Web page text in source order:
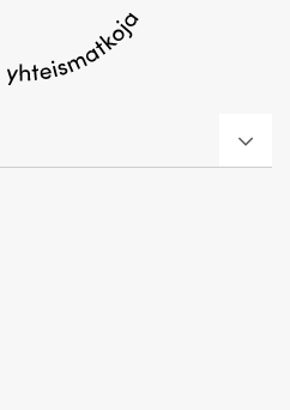
rommitislaamolla
linnassa
linnassa ja
palvelut:
ajan Helsingistä lähtien
suomeksi
peruutusehdot